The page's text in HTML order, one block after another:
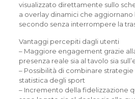
visualizzato direttamente sullo
a overlay dinamici che
secondo senza interrompere la
Vantaggi percepiti dagli utenti
– Maggiore engagement grazie
presenza reale sia al tavolo sia
– Possibilità di combinare
statistica degli sport
– Incremento della fidelizzazione